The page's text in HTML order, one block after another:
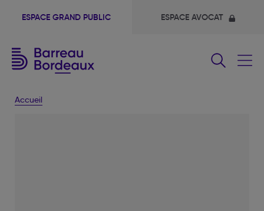
ESPACE GRAND PUBLIC ESPACE AVOCAT
Accueil